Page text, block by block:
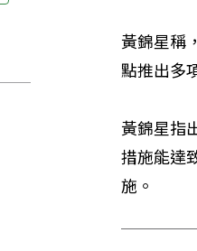
黃錦星稱
點推出多
黃錦星指
措施能達
施。